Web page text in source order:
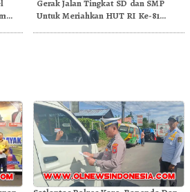
Gerak Jalan Tingkat SD dan SMP
Untuk Meriahkan HUT RI Ke-81